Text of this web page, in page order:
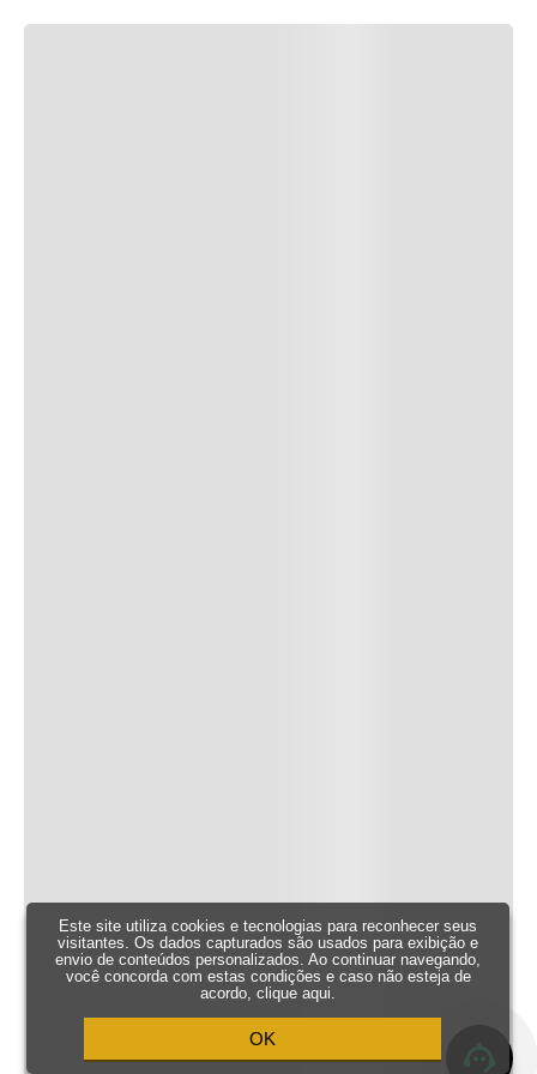
Este site utiliza cookies e tecnologias para reconhecer seus
visitantes. Os dados capturados são usados para exibição e
envio de conteúdos personalizados. Ao continuar navegando,
você concorda com estas condições e caso não esteja de
acordo,clique aqui.
OK